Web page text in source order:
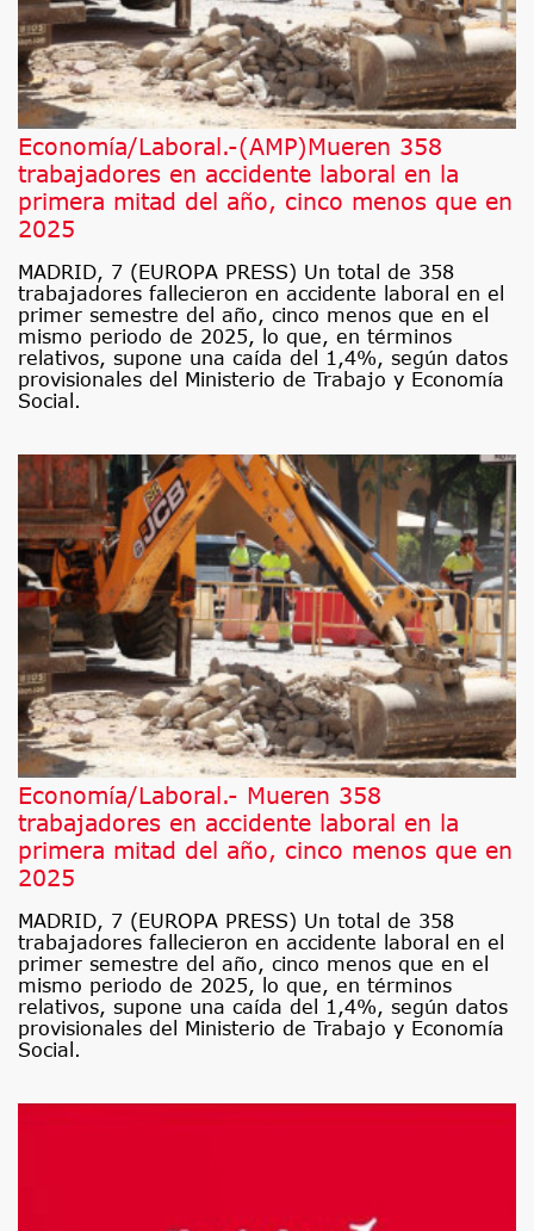
Economía/Laboral.-(AMP)Mueren 358
trabajadores en accidente laboral en la
primera mitad del año, cinco menos que en
2025
MADRID, 7 (EUROPA PRESS) Un total de 358
trabajadores fallecieron en accidente laboral en el
primer semestre del año, cinco menos que en el
mismo periodo de 2025, lo que, en términos
relativos, supone una caída del 1,4%, según datos
provisionales del Ministerio de Trabajo y Economía
Social.
Economía/Laboral.- Mueren 358
trabajadores en accidente laboral en la
primera mitad del año, cinco menos que en
2025
MADRID, 7 (EUROPA PRESS) Un total de 358
trabajadores fallecieron en accidente laboral en el
primer semestre del año, cinco menos que en el
mismo periodo de 2025, lo que, en términos
relativos, supone una caída del 1,4%, según datos
provisionales del Ministerio de Trabajo y Economía
Social.